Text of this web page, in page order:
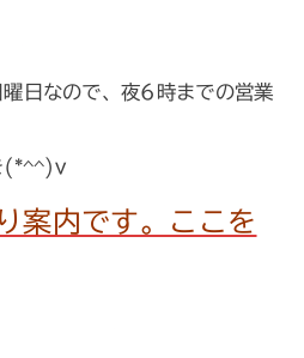
日なので、夜6時までの営業
(*^^)v
案内です。ここを